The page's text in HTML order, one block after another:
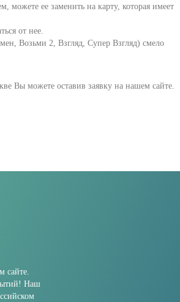
ее заменить на карту, которая имеет
от нее.
Возьми 2, Взгляд, Супер Взгляд) смело
Вы можете оставив заявку на нашем сайте.
сайте.
Наш